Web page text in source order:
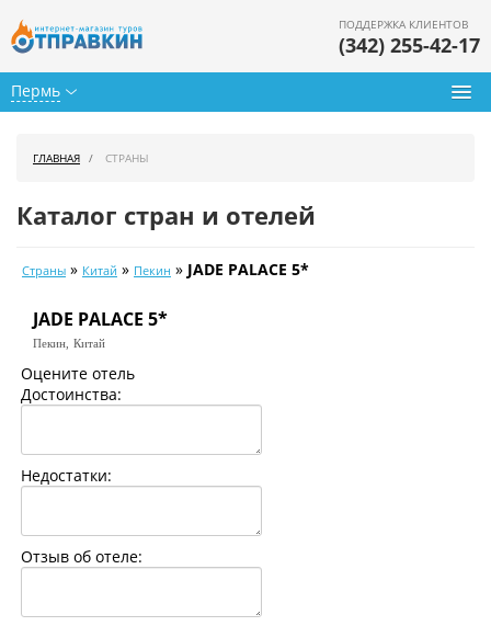
Пермь
ПОДДЕРЖКА КЛИЕНТОВ
(342) 255-42-17
Календарь туров
Цены дня
Страны
ГЛАВНАЯ СТРАНЫ
Каталог стран и отелей
Страны » Китай » Пекин » JADE PALACE 5*
JADE PALACE 5*
Пекин, Китай
Оцените отель
Достоинства:
Недостатки:
Отзыв об отеле: